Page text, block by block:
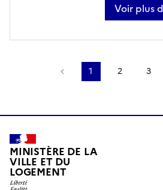
Voir plus
sur gaël
Page précédente
1 2 3
MINISTÈRE DE LA
VILLE ET DU
LOGEMENT